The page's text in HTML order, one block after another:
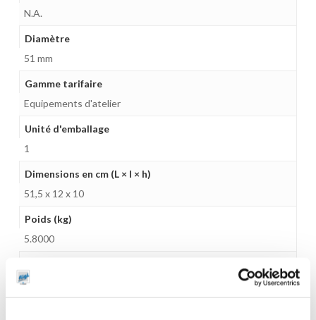
N.A.
Diamètre
51 mm
Gamme tarifaire
Equipements d'atelier
Unité d'emballage
1
Dimensions en cm (L × l × h)
51,5 x 12 x 10
Poids (kg)
5.8000
Pompe garantie 5 ans si équipée d'un FRL